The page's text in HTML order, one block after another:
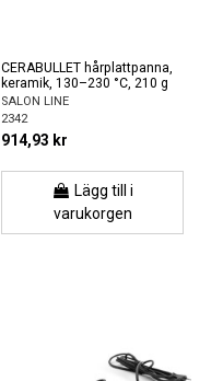
CERABULLET hårplattpanna,
keramik, 130–230 °C, 210 g
SALON LINE
2342
914,93 kr
Lägg till i
varukorgen